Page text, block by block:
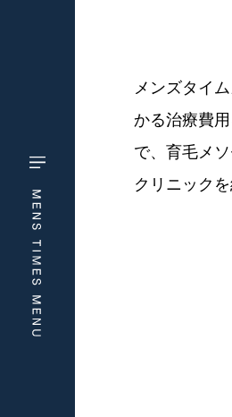
メンズタイ
かる治療費
で、育毛メ
クリニックを